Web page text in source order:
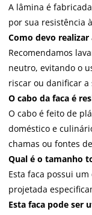
A lâmina é
por sua resistência
Como devo
Recomendamos
neutro, evitando o
riscar ou danificar
O cabo da faca é
O cabo é feito de
doméstico e
chamas ou fontes
Qual é o tamanho
Esta faca possui
projetada
Esta faca pode ser